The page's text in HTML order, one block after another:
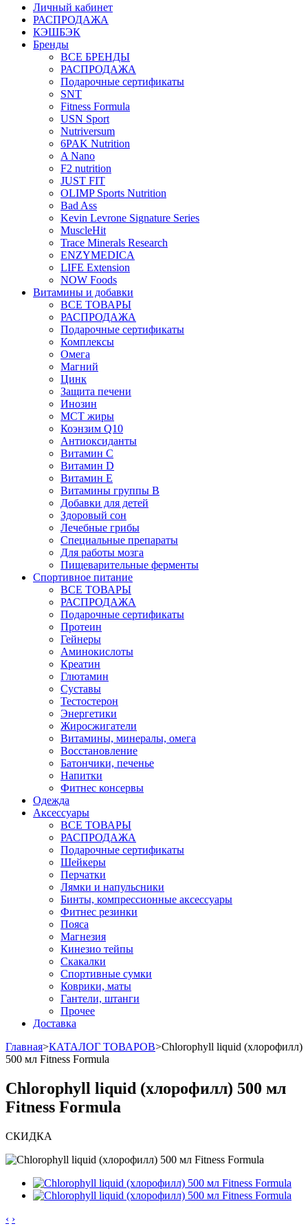
Личный кабинет
РАСПРОДАЖА
КЭШБЭК
Бренды
ВСЕ БРЕНДЫ
РАСПРОДАЖА
Подарочные сертификаты
SNT
Fitness Formula
USN Sport
Nutriversum
6PAK Nutrition
A Nano
F2 nutrition
JUST FIT
OLIMP Sports Nutrition
Bad Ass
Kevin Levrone Signature Series
MuscleHit
Trace Minerals Research
ENZYMEDICA
LIFE Extension
NOW Foods
Витамины и добавки
ВСЕ ТОВАРЫ
РАСПРОДАЖА
Подарочные сертификаты
Комплексы
Омега
Магний
Цинк
Защита печени
Инозин
МСТ жиры
Коэнзим Q10
Антиоксиданты
Витамин С
Витамин D
Витамин Е
Витамины группы B
Добавки для детей
Здоровый сон
Лечебные грибы
Специальные препараты
Для работы мозга
Пищеварительные ферменты
Спортивное питание
ВСЕ ТОВАРЫ
РАСПРОДАЖА
Подарочные сертификаты
Протеин
Гейнеры
Аминокислоты
Креатин
Глютамин
Суставы
Тестостерон
Энергетики
Жиросжигатели
Витамины, минералы, омега
Восстановление
Батончики, печенье
Напитки
Фитнес консервы
Одежда
Аксессуары
ВСЕ ТОВАРЫ
РАСПРОДАЖА
Подарочные сертификаты
Шейкеры
Перчатки
Лямки и напульсники
Бинты, компрессионные аксессуары
Фитнес резинки
Пояса
Магнезия
Кинезио тейпы
Скакалки
Спортивные сумки
Коврики, маты
Гантели, штанги
Прочее
Доставка
Главная>КАТАЛОГ ТОВАРОВ>Chlorophyll liquid (хлорофилл)
500 мл Fitness Formula
Chlorophyll liquid (хлорофилл) 500 мл
Fitness Formula
СКИДКА
‹ ›